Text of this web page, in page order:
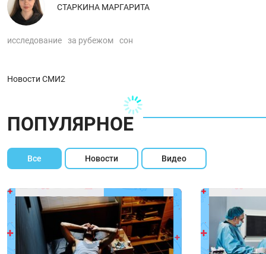
СТАРКИНА МАРГАРИТА
исследование за рубежом сон
Новости СМИ2
ПОПУЛЯРНОЕ
Все Новости Видео